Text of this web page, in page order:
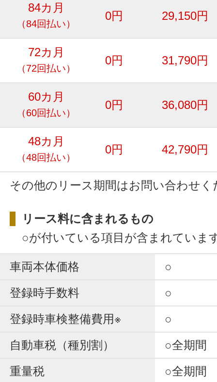
84カ月
（84回払い）
0円 29,150円
72カ月
（72回払い）
0円 31,790円
60カ月
（60回払い）
0円 36,080円
48カ月
（48回払い）
0円 42,790円
その他のリース期間はお問い合わせく
リース料に含まれるもの
○が付いている項目が含まれていま
車両本体価格
○
登録時手数料
○
登録時車検整備費用※
○
自動車税（種別割）
○全期間
重量税
○全期間